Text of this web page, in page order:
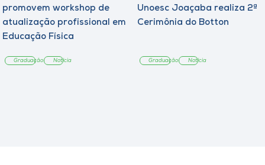
promovem workshop de
atualização profissional em
Educação Física
Graduação Notícia
Unoesc Joaçaba realiza 2ª
Cerimônia do Botton
Graduação Notícia